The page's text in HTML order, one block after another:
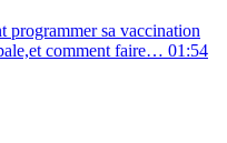
programmer sa vaccination
comment faire… 01:54